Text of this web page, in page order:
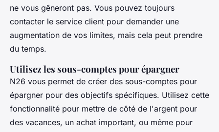
ne vous gêneront pas. Vous pouvez toujours
contacter le service client pour demander une
augmentation de vos limites, mais cela peut prendre
du temps.
Utilisez les sous-comptes pour épargner
N26 vous permet de créer des sous-comptes pour
épargner pour des objectifs spécifiques. Utilisez cette
fonctionnalité pour mettre de côté de l'argent pour
des vacances, un achat important, ou même pour